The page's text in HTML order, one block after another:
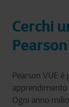
Cerchi
Pearson VUE è
Ogni anno